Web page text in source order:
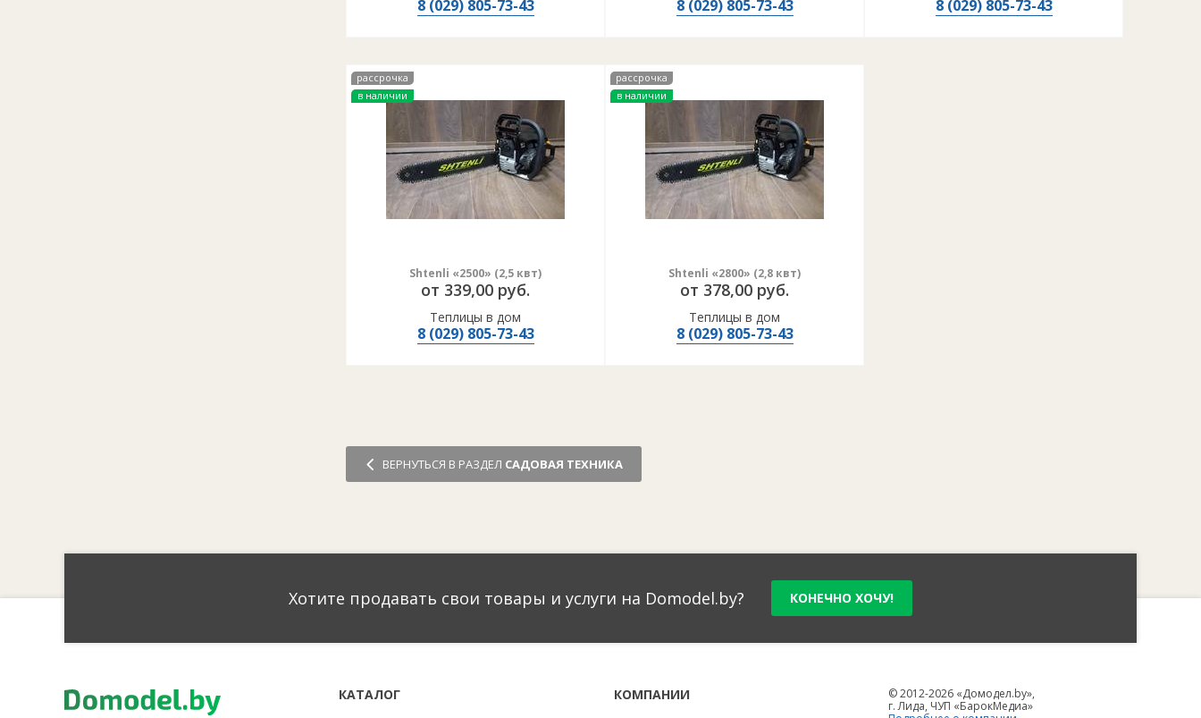
8 (029) 805-73-43 8 (029) 805-73-43 8 (029) 805-73-43
рассрочка
в наличии
Shtenli «2500» (2,5 квт)
от 339,00 руб.
Теплицы в дом
8 (029) 805-73-43
рассрочка
в наличии
Shtenli «2800» (2,8 квт)
от 378,00 руб.
Теплицы в дом
8 (029) 805-73-43
ВЕРНУТЬСЯ В РАЗДЕЛ САДОВАЯ ТЕХНИКА
Хотите продавать свои товары и услуги на Domodel.by? КОНЕЧНО ХОЧУ!
КАТАЛОГ
КОМПАНИИ
© 2012-2026 «Домодел.by»,
г. Лида, ЧУП «БарокМедиа»